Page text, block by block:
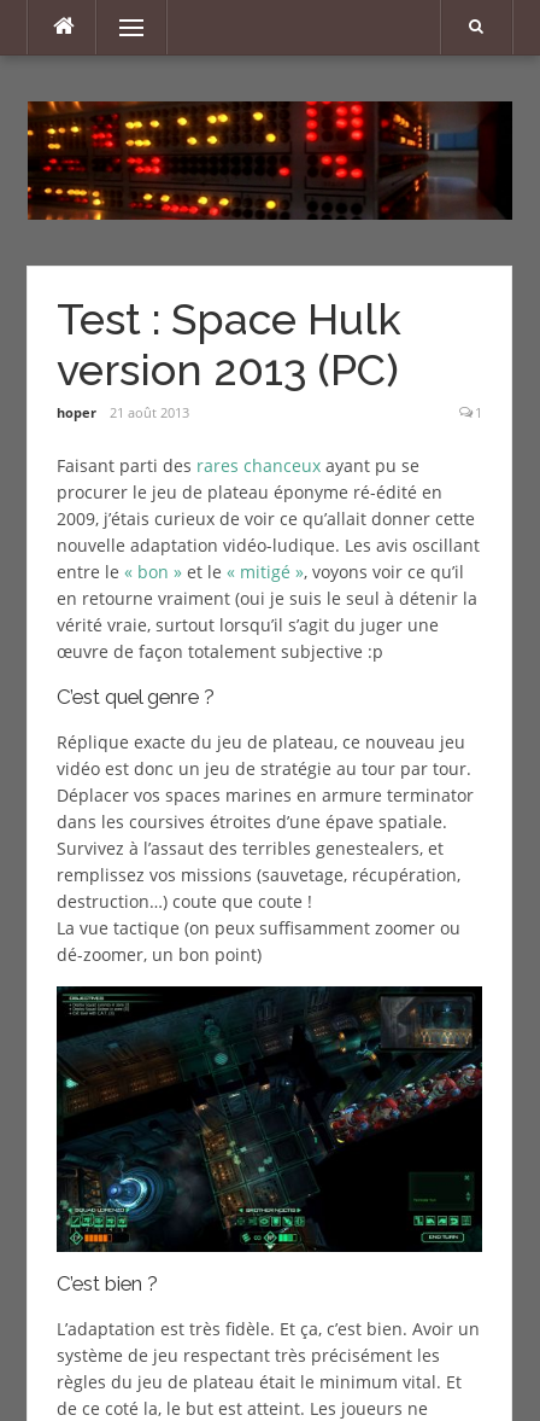
Menu
Test : Space Hulk
version 2013 (PC)
hoper 21 août 2013 1
Faisant parti des rares chanceuxayant pu se
procurer le jeu de plateau éponyme ré-édité en
2009, j’étais curieux de voir ce qu’allait donner cette
nouvelle adaptation vidéo-ludique. Les avis oscillant
entre le « bon »et le « mitigé », voyons voir ce qu’il
en retourne vraiment (oui je suis le seul à détenir la
vérité vraie, surtout lorsqu’il s’agit du juger une
œuvre de façon totalement subjective :p
C’est quel genre ?
Réplique exacte du jeu de plateau, ce nouveau jeu
vidéo est donc un jeu de stratégie au tour par tour.
Déplacer vos spaces marines en armure terminator
dans les coursives étroites d’une épave spatiale.
Survivez à l’assaut des terribles genestealers, et
remplissez vos missions (sauvetage, récupération,
destruction…) coute que coute !
La vue tactique (on peux suffisamment zoomer ou
dé-zoomer, un bon point)
C’est bien ?
L’adaptation est très fidèle. Et ça, c’est bien. Avoir un
système de jeu respectant très précisément les
règles du jeu de plateau était le minimum vital. Et
de ce coté la, le but est atteint. Les joueurs ne